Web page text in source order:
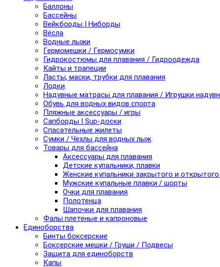
Баллоны
Бассейны
Вейкборды I Ниборды
Вёсла
Водные лыжи
Гермомешки / Гермосумки
Гидрокостюмы для плавания / Гидроодежда
Кайты и трапеции
Ласты, маски, трубки для плавания
Лодки
Надувные матрасы для плавания / Игрушки
Обувь для водных видов спорта
Пляжные аксессуары / игры
Сапборды I Sup-доски
Спасательные жилеты
Сумки / Чехлы для водных лыж
Товары для бассейна
Аксессуары для плавания
Детские купальники, плавки
Женские купальники закрытого и
Мужские купальные плавки / шорты
Очки для плавания
Полотенца
Шапочки для плавания
Фалы плетеные и капроновые
Единоборства
Бинты боксерские
Боксерские мешки / Груши / Подвесы
Защита для единоборств
Капы